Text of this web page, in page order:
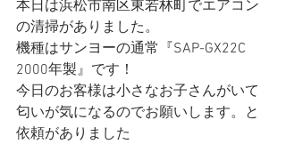
本日は浜松市南区東若林町でエアコン
の清掃がありました。
機種はサンヨーの通常『SAP-GX22C
2000年製』です！
今日のお客様は小さなお子さんがいて
匂いが気になるのでお願いします。と
依頼がありました